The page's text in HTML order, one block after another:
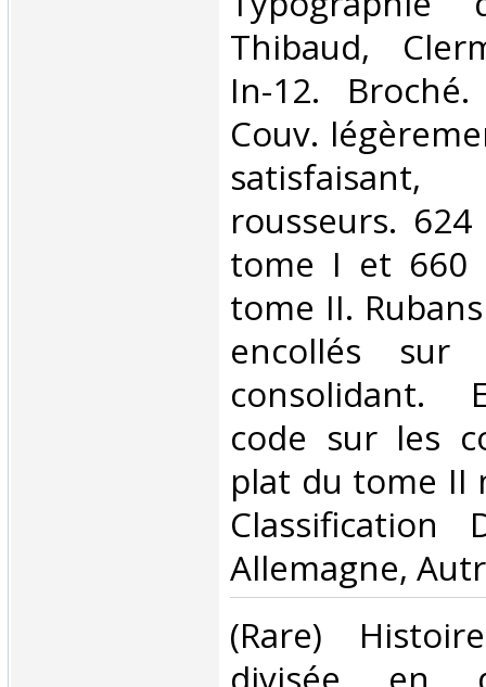
Thibaud,
In-12.
Couv.
rousseurs.
tome I et 660
tome II.
encollés
consolidant.
code sur les
plat du tome II
Classification
Allemagne,
‎(Rare)